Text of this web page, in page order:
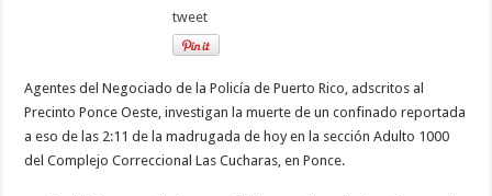
tweet
Agentes del Negociado de la Policía de Puerto Rico, adscritos al
Precinto Ponce Oeste, investigan la muerte de un confinado reportada
a eso de las 2:11 de la madrugada de hoy en la sección Adulto 1000
del Complejo Correccional Las Cucharas, en Ponce.